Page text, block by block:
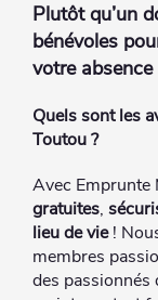
Plutôt qu’un
bénévoles
votre absence
Quels sont les
Toutou ?
Avec Emprunte
gratuites,
lieu de vie!
membres
des passionnés